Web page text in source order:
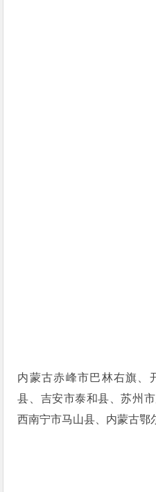
内蒙古赤峰市巴林右旗、
县、吉安市泰和县、苏州
西南宁市马山县、内蒙古鄂